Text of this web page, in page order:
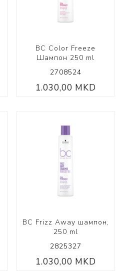
BC Color Freeze
Шампон 250 ml
2708524
1.030,00 MKD
BC Frizz Away шампон,
250 ml
2825327
1.030,00 MKD